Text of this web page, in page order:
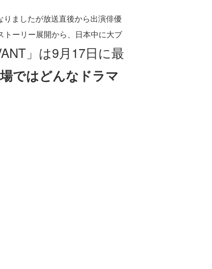
ましたが放送直後から出演俳優
ーリー展開から、日本中に大ブ
」は9月17日に最
ではどんなドラマ